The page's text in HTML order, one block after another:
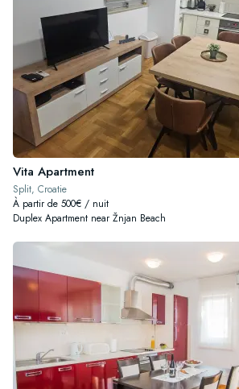
Vita Apartment
Split, Croatie
À partir de 500€ / nuit
Duplex Apartment near Žnjan Beach